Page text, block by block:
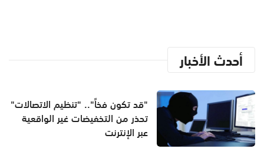
أحدث الأخبار
"قد تكون فخاً".. "تنظيم الاتصالات"
تحذر من التخفيضات غير الواقعية
عبر الإنترنت